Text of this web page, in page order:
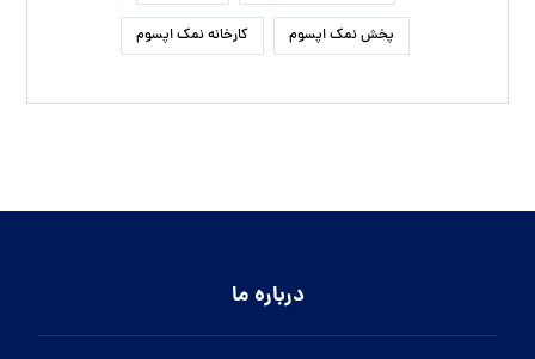
پخش نمک اپسوم کارخانه نمک اپسوم
درباره ما